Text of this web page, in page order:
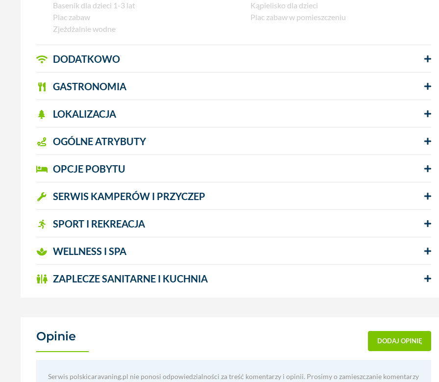
Basenik dla dzieci 1-3 lat
Kąpielisko dla dzieci
Plac zabaw
Plac zabaw w pomieszczeniu
Zjeżdżalnie wodne
DODATKOWO
GASTRONOMIA
LOKALIZACJA
OGÓLNE ATRYBUTY
OPCJE POBYTU
SERWIS KAMPERÓW I PRZYCZEP
SPORT I REKREACJA
WELLNESS I SPA
ZAPLECZE SANITARNE I KUCHNIA
Opinie DODAJ OPINIĘ
Serwis polskicaravaning.pl nie ponosi odpowiedzialności za treść komentarzy i opinii. Prosimy o zamieszczanie komentarzy